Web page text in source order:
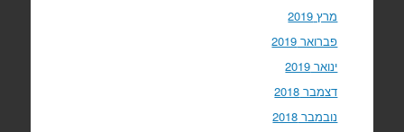
מרץ 2019
פברואר 2019
ינואר 2019
דצמבר 2018
נובמבר 2018